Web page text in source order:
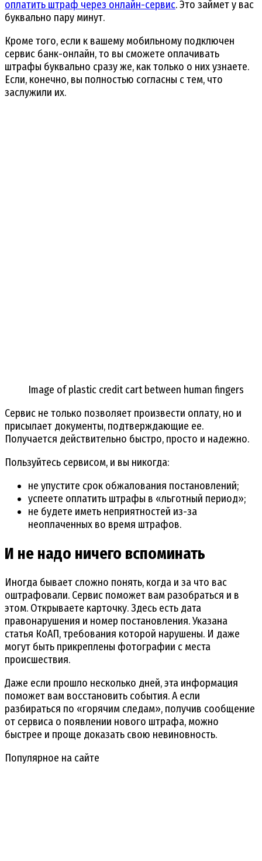
оплатить штраф через онлайн-сервис. Это займет у вас
буквально пару минут.
Кроме того, если к вашему мобильному подключен
сервис банк-онлайн, то вы сможете оплачивать
штрафы буквально сразу же, как только о них узнаете.
Если, конечно, вы полностью согласны с тем, что
заслужили их.
Image of plastic credit cart between human fingers
Сервис не только позволяет произвести оплату, но и
присылает документы, подтверждающие ее.
Получается действительно быстро, просто и надежно.
Пользуйтесь сервисом, и вы никогда:
не упустите срок обжалования постановлений;
успеете оплатить штрафы в «льготный период»;
не будете иметь неприятностей из-за
неоплаченных во время штрафов.
И не надо ничего вспоминать
Иногда бывает сложно понять, когда и за что вас
оштрафовали. Сервис поможет вам разобраться и в
этом. Открываете карточку. Здесь есть дата
правонарушения и номер постановления. Указана
статья КоАП, требования которой нарушены. И даже
могут быть прикреплены фотографии с места
происшествия.
Даже если прошло несколько дней, эта информация
поможет вам восстановить события. А если
разбираться по «горячим следам», получив сообщение
от сервиса о появлении нового штрафа, можно
быстрее и проще доказать свою невиновность.
Популярное на сайте